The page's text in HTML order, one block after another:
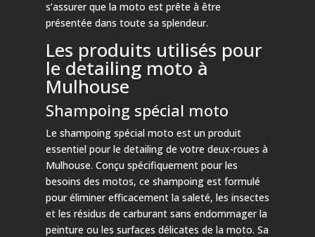
s’assurer que la moto est prête à être
présentée dans toute sa splendeur.
Les produits utilisés pour
le detailing moto à
Mulhouse
Shampoing spécial moto
Le shampoing spécial moto est un produit
essentiel pour le detailing de votre deux-roues à
Mulhouse. Conçu spécifiquement pour les
besoins des motos, ce shampoing est formulé
pour éliminer efficacement la saleté, les insectes
et les résidus de carburant sans endommager la
peinture ou les surfaces délicates de la moto. Sa